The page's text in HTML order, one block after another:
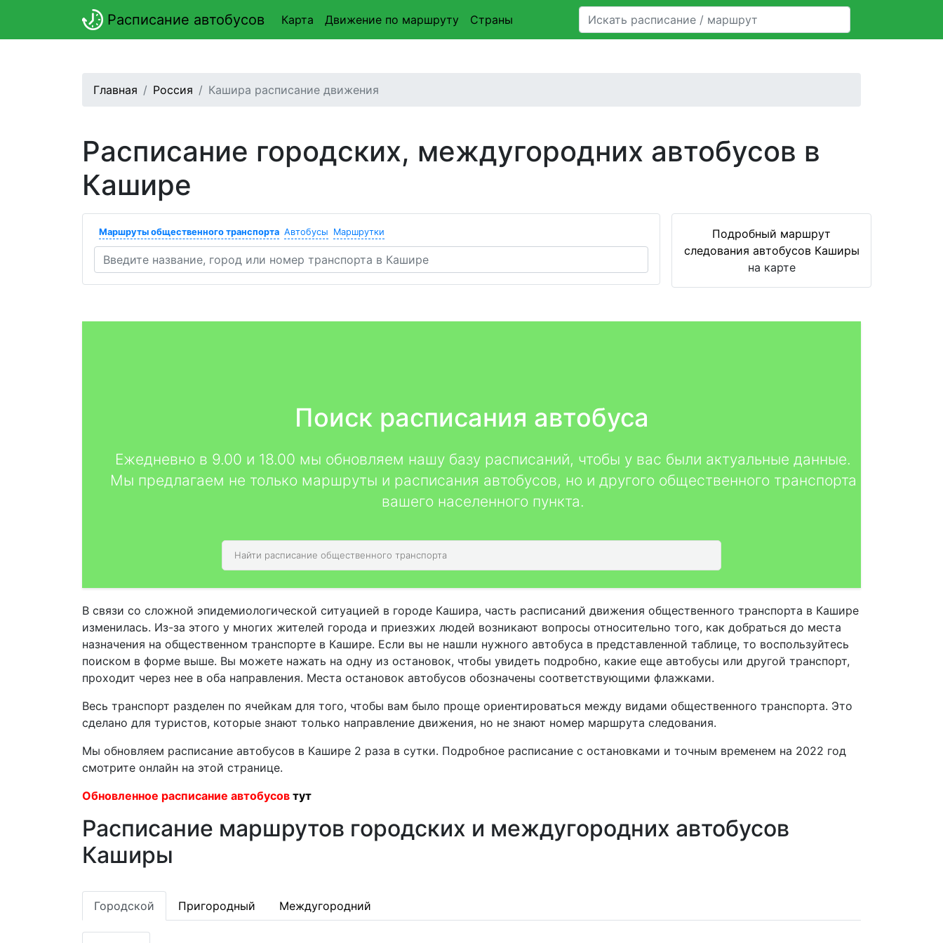
Расписание автобусов Карта Движение по маршруту Страны
Главная Россия Кашира расписание движения
Расписание городских, междугородних автобусов в
Кашире
Маршруты общественного транспорта Автобусы Маршрутки
Подробный маршрут
следования автобусов Каширы
на карте
Поиск расписания автобуса
Ежедневно в 9.00 и 18.00 мы обновляем нашу базу расписаний, чтобы у вас были актуальные данные.
Мы предлагаем не только маршруты и расписания автобусов, но и другого общественного транспорта
вашего населенного пункта.
В связи со сложной эпидемиологической ситуацией в городе Кашира, часть расписаний движения общественного транспорта в Кашире
изменилась. Из-за этого у многих жителей города и приезжих людей возникают вопросы относительно того, как добраться до места
назначения на общественном транспорте в Кашире. Если вы не нашли нужного автобуса в представленной таблице, то воспользуйтесь
поиском в форме выше. Вы можете нажать на одну из остановок, чтобы увидеть подробно, какие еще автобусы или другой транспорт,
проходит через нее в оба направления. Места остановок автобусов обозначены соответствующими флажками.
Весь транспорт разделен по ячейкам для того, чтобы вам было проще ориентироваться между видами общественного транспорта. Это
сделано для туристов, которые знают только направление движения, но не знают номер маршрута следования.
Мы обновляем расписание автобусов в Кашире 2 раза в сутки. Подробное расписание с остановками и точным временем на 2022 год
смотрите онлайн на этой странице.
Обновленное расписание автобусов тут
Расписание маршрутов городских и междугородних автобусов
Каширы
Городской Пригородный Междугородний